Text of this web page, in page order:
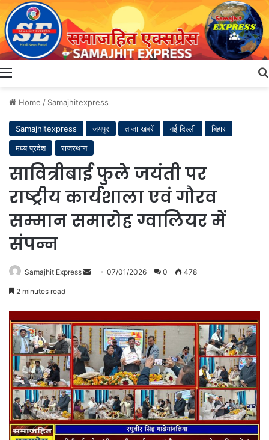
Menu
Home / Samajhitexpress
Samajhitexpress जयपुर ताजा खबरें नई दिल्ली
बिहार
मध्य प्रदेश
राजस्थान
सावित्रीबाई फुले जयंती पर
राष्ट्रीय कार्यशाला एवं गौरव
सम्मान समारोह ग्वालियर में
संपन्न
Samajhit Express
Send07/01/2026 0 478
2 minutes read